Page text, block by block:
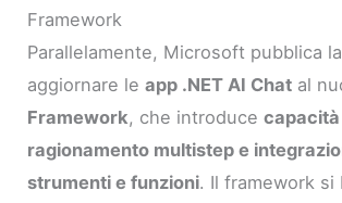
Framework
Parallelamente, Microsoft pubblica
aggiornare leapp .NET AI Chat al
Framework, che introduce
ragionamento multistep e
strumenti e funzioni. Il framework si